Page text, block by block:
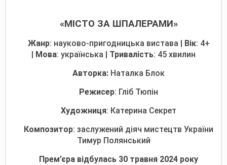
«МІСТО ЗА ШПАЛЕРАМИ»
Жанр: науково-пригодницька вистава | Вік: 4+
| Мова: українська | Тривалість: 45 хвилин
Авторка: Наталка Блок
Режисер: Гліб Тюпін
Художниця: Катерина Секрет
Композитор: заслужений діяч мистецтв України
Тимур Полянський
Прем’єра відбулась 30 травня 2024 року